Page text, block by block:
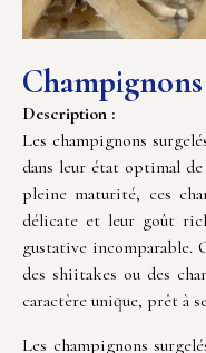
Champignons
Description :
Les champignons
dans leur état optimal
pleine maturité, ces
délicate et leur goût
gustative incomparable.
des shiitakes ou des
caractère unique, prêt à
Les champignons